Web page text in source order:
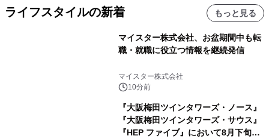
ライフスタイルの新着 もっと見る
マイスター株式会社、お盆期間中も転
職・就職に役立つ情報を継続発信
マイスター株式会社
10分前
『大阪梅田ツインタワーズ・ノース』
『大阪梅田ツインタワーズ・サウス』
『HEP ファイブ』において8月下旬か